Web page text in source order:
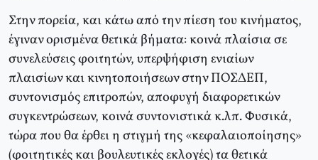
Στην πορεία, και κάτω από την πίεση του κινήματος,
έγιναν ορισμένα θετικά βήματα: κοινά πλαίσια σε
συνελεύσεις φοιτητών, υπερψήφιση ενιαίων
πλαισίων και κινητοποιήσεων στην ΠOΣΔEΠ,
συντονισμός επιτροπών, αποφυγή διαφορετικών
συγκεντρώσεων, κοινά συντονιστικά κ.λπ. Φυσικά,
τώρα που θα έρθει η στιγμή της «κεφαλαιοποίησης»
(φοιτητικές και βουλευτικές εκλογές) τα θετικά